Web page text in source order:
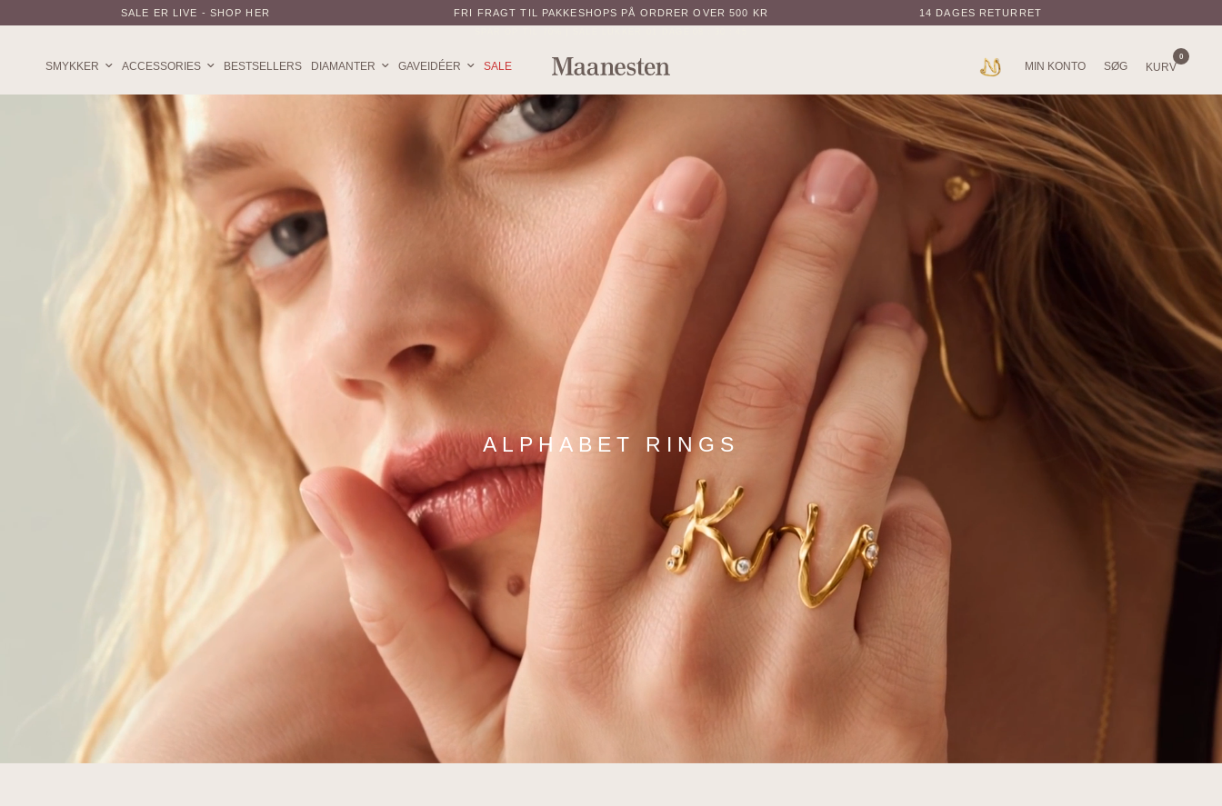
SALE ER LIVE - SHOP HER FRI FRAGT TIL PAKKESHOPS PÅ ORDRER OVER 500 KR 14 DAGES RETURRET
SMYKKER ACCESSORIES BESTSELLERS DIAMANTER GAVEIDÉER SALE MIN KONTO SØG KURV
0
ALPHABET RINGS